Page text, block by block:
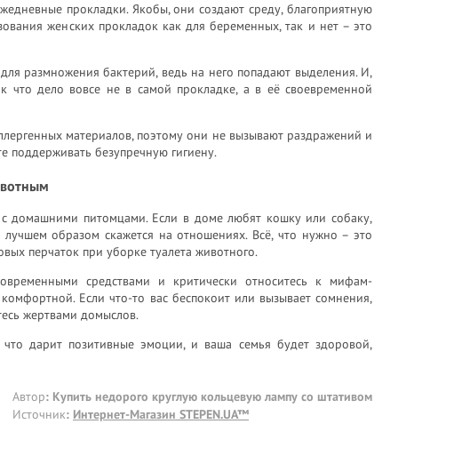
прокладки. Якобы, они создают среду, благоприятную
женских прокладок как для беременных, так и нет – это
размножения бактерий, ведь на него попадают выделения. И,
что дело вовсе не в самой прокладке, а в её своевременной
материалов, поэтому они не вызывают раздражений и
поддерживать безупречную гигиену.
домашними питомцами. Если в доме любят кошку или собаку,
образом скажется на отношениях. Всё, что нужно – это
перчаток при уборке туалета животного.
средствами и критически относитесь к мифам-
Если что-то вас беспокоит или вызывает сомнения,
жертвами домыслов.
дарит позитивные эмоции, и ваша семья будет здоровой,
Автор: Купить недорого круглую кольцевую лампу со штативом
Источник: Интернет-Магазин STEPEN.UA™